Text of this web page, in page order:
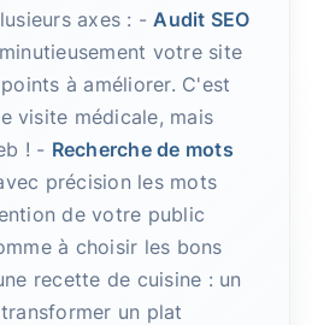
axes : -Audit SEO
votre site
à améliorer. C'est
visite médicale, mais
! - Recherche de mots
précision les mots
de votre public
à choisir les bons
recette de cuisine : un
un plat